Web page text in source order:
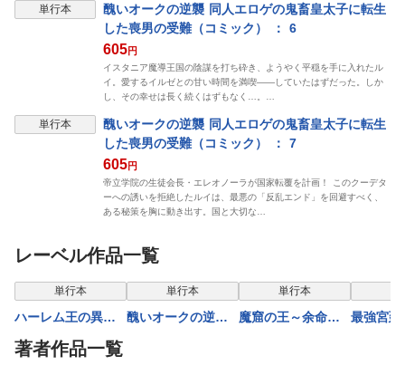
単行本
醜いオークの逆襲 同人エロゲの鬼畜皇太子に転生
した喪男の受難（コミック） ： 6
605円
イスタニア魔導王国の陰謀を打ち砕き、ようやく平穏を手に入れたル
イ。愛するイルゼとの甘い時間を満喫――していたはずだった。しか
し、その幸せは長く続くはずもなく…。…
単行本
醜いオークの逆襲 同人エロゲの鬼畜皇太子に転生
した喪男の受難（コミック） ： 7
605円
帝立学院の生徒会長・エレオノーラが国家転覆を計画！ このクーデタ
ーへの誘いを拒絶したルイは、最悪の「反乱エンド」を回避すべく、
ある秘策を胸に動き出す。国と大切な…
レーベル作品一覧
単行本
ハーレム王の異世
界プレス漫遊記 ～
最強無双のおじさ
単行本
醜いオークの逆襲
表示制限中
単行本
魔窟の王～余命一
最強宮廷
著者作品一覧